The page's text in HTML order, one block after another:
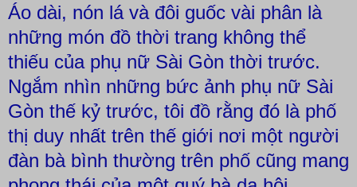
Áo dài, nón lá và đôi guốc vài phân là
những món đồ thời trang không thể
thiếu của phụ nữ Sài Gòn thời trước.
Ngắm nhìn những bức ảnh phụ nữ Sài
Gòn thế kỷ trước, tôi đồ rằng đó là phố
thị duy nhất trên thế giới nơi một người
đàn bà bình thường trên phố cũng mang